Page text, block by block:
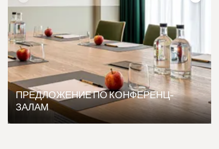
ПРЕДЛОЖЕНИЕ ПО КОНФЕРЕНЦ-
ЗАЛАМ